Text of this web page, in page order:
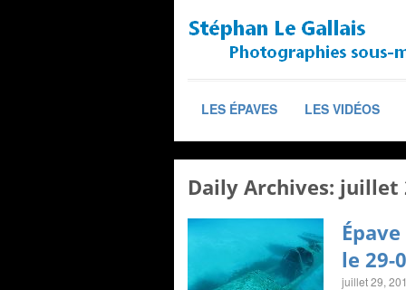
LES ÉPAVES LES VIDÉOS
Daily Archives: juillet
le 29-
juillet 29,